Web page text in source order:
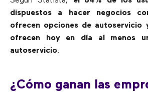
dispuestos a hacer negocios
ofrecen opciones de autoservicio
ofrecen hoy en día al menos
autoservicio.
¿Cómo ganan las